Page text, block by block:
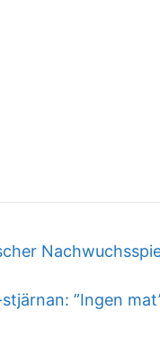
”Ingen